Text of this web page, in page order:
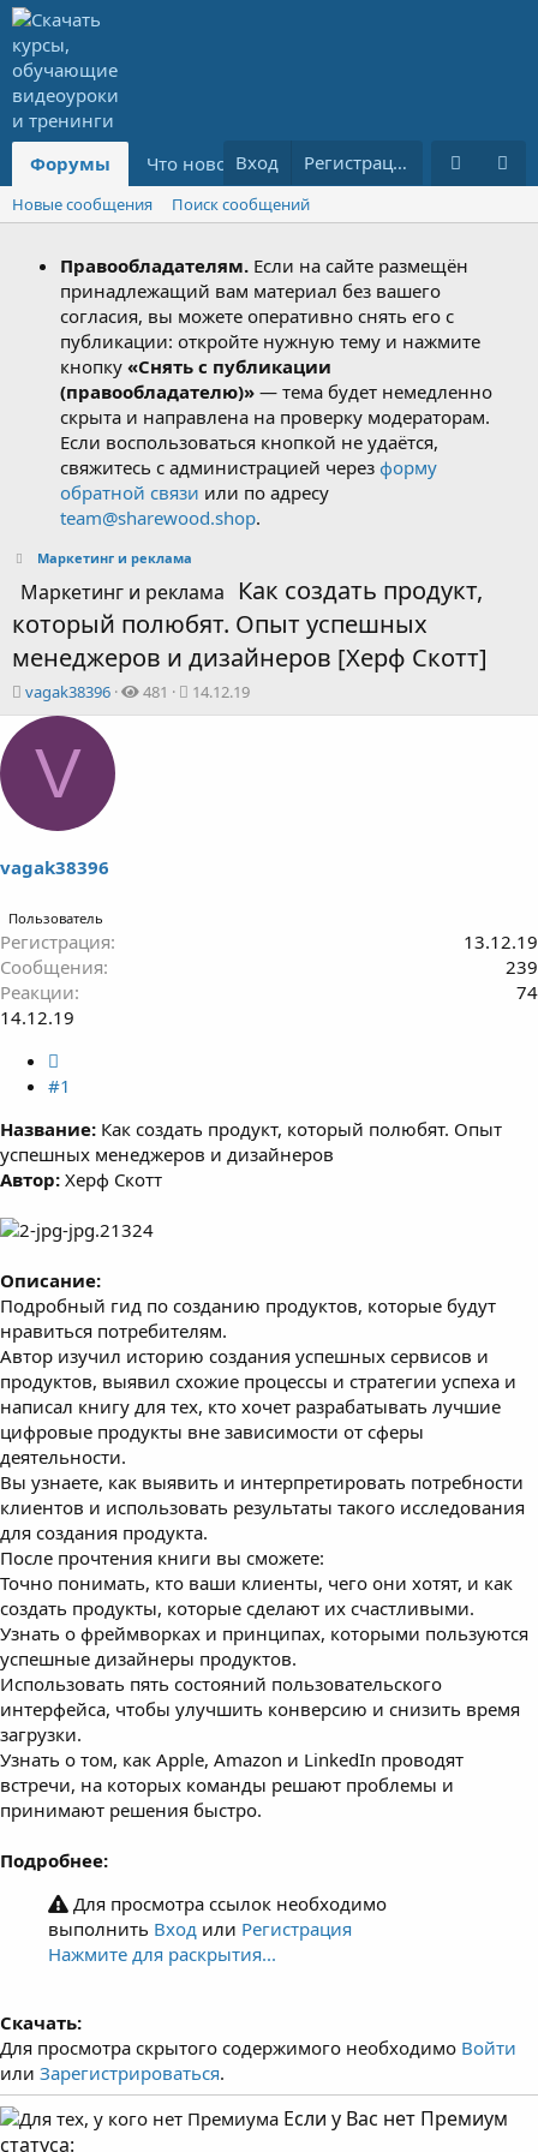
Форумы Что нового? Ресурсы PREMIUM
Вход Регистрация
Новые сообщения Поиск сообщений
Правообладателям. Если на сайте размещён
принадлежащий вам материал без вашего
согласия, вы можете оперативно снять его с
публикации: откройте нужную тему и нажмите
кнопку «Снять с публикации
(правообладателю)» — тема будет немедленно
скрыта и направлена на проверку модераторам.
Если воспользоваться кнопкой не удаётся,
свяжитесь с администрацией через форму
обратной связи или по адресу
team@sharewood.shop.
Маркетинг и реклама
Маркетинг и реклама
Как создать продукт,
который полюбят. Опыт успешных
менеджеров и дизайнеров [Херф Скотт]
А
в
т
е
ы
vagak38396 481
Д
а
14.12.19
V
vagak38396
Пользователь
Регистрация
13.12.19
Сообщения
239
Реакции
74
14.12.19
#1
Название: Как создать продукт, который полюбят. Опыт
успешных менеджеров и дизайнеров
Автор: Херф Скотт
Описание:
Подробный гид по созданию продуктов, которые будут
нравиться потребителям.
Автор изучил историю создания успешных сервисов и
продуктов, выявил схожие процессы и стратегии успеха и
написал книгу для тех, кто хочет разрабатывать лучшие
цифровые продукты вне зависимости от сферы
деятельности.
Вы узнаете, как выявить и интерпретировать потребности
клиентов и использовать результаты такого исследования
для создания продукта.
После прочтения книги вы сможете:
Точно понимать, кто ваши клиенты, чего они хотят, и как
создать продукты, которые сделают их счастливыми.
Узнать о фреймворках и принципах, которыми пользуются
успешные дизайнеры продуктов.
Использовать пять состояний пользовательского
интерфейса, чтобы улучшить конверсию и снизить время
загрузки.
Узнать о том, как Apple, Amazon и LinkedIn проводят
встречи, на которых команды решают проблемы и
принимают решения быстро.
Подробнее:
Для просмотра ссылок необходимо
выполнить Вход или Регистрация
Нажмите для раскрытия...
Скачать:
Для просмотра скрытого содержимого необходимо Войти
или Зарегистрироваться.
Если у Вас нет Премиум
статуса: